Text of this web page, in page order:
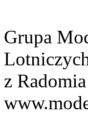
Grupa
z Radomia